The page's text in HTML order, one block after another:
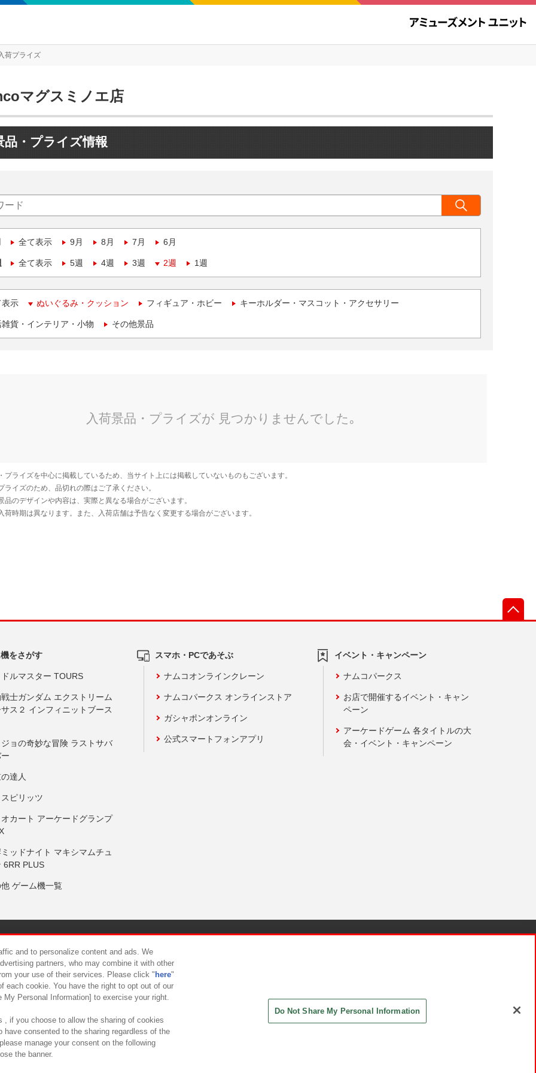
荷プライズ
マグスミノエ店
品・プライズ情報
全て表示 9月 8月 7月 6月
全て表示 5週 4週 3週 2週 1週
表示 ぬいぐるみ・クッション フィギュア・ホビー キーホルダー・マスコット・アクセサリー
貨・インテリア・小物 その他景品
をさがす
ルマスター TOURS
士ガンダム エクストリーム
ス２ インフィニットブース
ョの奇妙な冒険 ラストサバ
達人
ピリッツ
カート アーケードグランプ
ッドナイト マキシマムチュ
6RR PLUS
ゲーム機一覧
スマホ・PCであそぶ
ナムコオンラインクレーン
ナムコパークス オンラインストア
ガシャポンオンライン
公式スマートフォンアプリ
イベント・キャンペーン
ナムコパークス
お店で開催するイベント・キャン
ペーン
アーケードゲーム 各タイトルの大
会・イベント・キャンペーン
について カスタマーハラスメント対応方針
and to personalize content and ads. We
partners, who may combine it with other
your use of their services. Please click " here"
each cookie. You have the right to opt out of our
Personal Information] to exercise your right.
, if you choose to allow the sharing of cookies
have consented to the sharing regardless of the
manage your consent on the following
the banner.
Do Not Share My Personal Information